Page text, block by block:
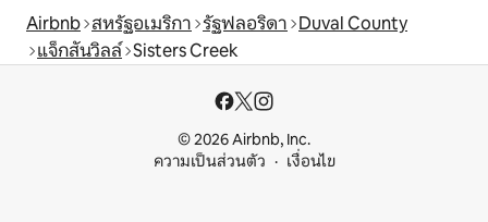
Airbnb สหรัฐอเมริกา รัฐฟลอริดา Duval County
แจ็กสันวิลล์ Sisters Creek
© 2026 Airbnb, Inc.
ความเป็นส่วนตัว
เงื่อนไข